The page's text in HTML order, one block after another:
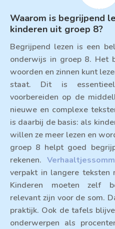
Waarom is begrijpend
kinderen uit groep 8?
Begrijpend lezen is een
onderwijs in groep 8. Het
woorden en zinnen kunt
staat. Dit is
voorbereiden op de
nieuwe en complexe
is daarbij de basis: als
willen ze meer lezen en
groep 8 helpt goed
rekenen.
verpakt in langere teksten
Kinderen moeten zelf
relevant zijn voor de som.
praktijk. Ook de tafels
onderwerpen als